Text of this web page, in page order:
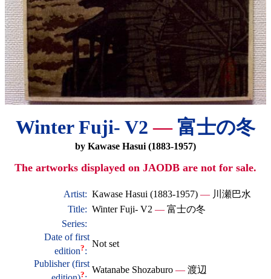
Winter Fuji- V2—富士の冬
by Kawase Hasui (1883-1957)
The artworks displayed on JAODB are not for sale.
Artist: Kawase Hasui (1883-1957) — 川瀬巴水
Title: Winter Fuji- V2 — 富士の冬
Series:
Date of first
edition?:
Not set
Publisher (first
? Watanabe Shozaburo — 渡辺